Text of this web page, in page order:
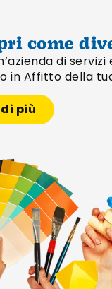
come
di
in Affitto della
più